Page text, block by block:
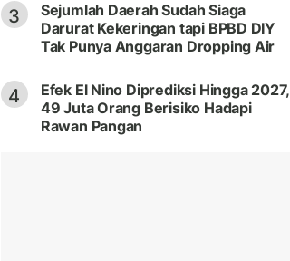
3
Sejumlah Daerah Sudah Siaga
Darurat Kekeringan tapi BPBD DIY
Tak Punya Anggaran Dropping Air
4
Efek El Nino Diprediksi Hingga 2027,
49 Juta Orang Berisiko Hadapi
Rawan Pangan